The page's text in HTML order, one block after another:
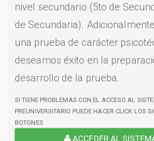
nivel secundario (5to de
de Secundaria).
una prueba de carácter
deseamos éxito en la
desarrollo de la prueba.
SI TIENE PROBLEMAS CON EL ACCESO AL
PREUNIVERSITARIO PUEDE HACER CLICK LOS
BOTONES
ACCEDER AL